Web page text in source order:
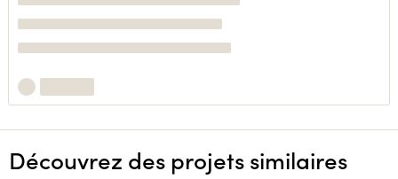
Découvrez des projets similaires